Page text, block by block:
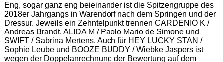
Eng, sogar ganz eng beieinander ist die Spitzengruppe des
2018er Jahrgangs in Warendorf nach dem Springen und der
Dressur. Jeweils ein Zehntelpunkt trennen CARDENIO K /
Andreas Brandt, ALIDA M / Paolo Mario de Simone und
SWIFT / Sabrina Mertens. Auch für HEY LUCKY STAN /
Sophie Leube und BOOZE BUDDY / Wiebke Jaspers ist
wegen der Doppelanrechnung der Bewertung auf dem